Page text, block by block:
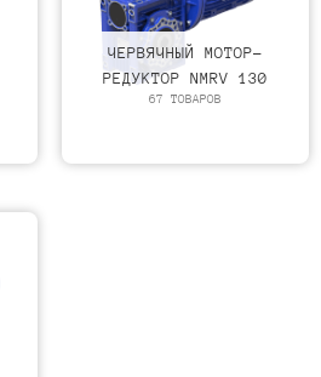
ЧЕРВЯЧНЫЙ МОТОР-
РЕДУКТОР NMRV 130
67 ТОВАРОВ